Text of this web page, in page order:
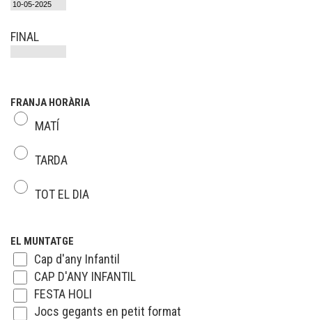
FINAL
FRANJA HORÀRIA
MATÍ
TARDA
TOT EL DIA
EL MUNTATGE
Cap d'any Infantil
CAP D'ANY INFANTIL
FESTA HOLI
Jocs gegants en petit format